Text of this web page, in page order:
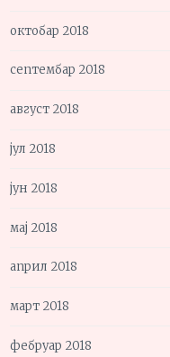
октобар 2018
септембар 2018
август 2018
јул 2018
јун 2018
мај 2018
април 2018
март 2018
фебруар 2018